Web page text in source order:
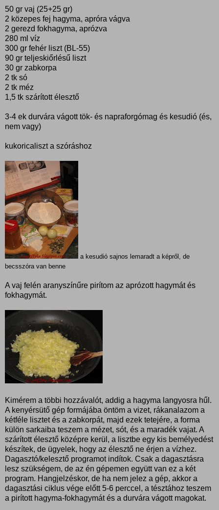
50 gr vaj (25+25 gr)
2 közepes fej hagyma, apróra vágva
2 gerezd fokhagyma, aprózva
280 ml víz
300 gr fehér liszt (BL-55)
90 gr teljeskiőrlésű liszt
30 gr zabkorpa
2 tk só
2 tk méz
1,5 tk szárított élesztő
3-4 ek durvára vágott tök- és napraforgómag és kesudió (és,
nem vagy)
kukoricaliszt a szóráshoz
a kesudió sajnos lemaradt a képről, de
becsszóra van benne
A vaj felén aranyszínűre pirítom az aprózott hagymát és
fokhagymát.
Kimérem a többi hozzávalót, addig a hagyma langyosra hűl.
A kenyérsütő gép formájába öntöm a vizet, rákanalazom a
kétféle lisztet és a zabkorpát, majd ezek tetejére, a forma
külön sarkaiba teszem a mézet, sót, és a maradék vajat. A
szárított élesztő középre kerül, a lisztbe egy kis bemélyedést
készítek, de ügyelek, hogy az élesztő ne érjen a vízhez.
Dagasztó/kelesztő programot indítok. Csak a dagasztásra
lesz szükségem, de az én gépemen együtt van ez a két
program. Hangjelzéskor, de ha nem jelez a gép, akkor a
dagasztási ciklus vége előtt 5-6 perccel, a tésztához teszem
a pirított hagyma-fokhagymát és a durvára vágott magokat.